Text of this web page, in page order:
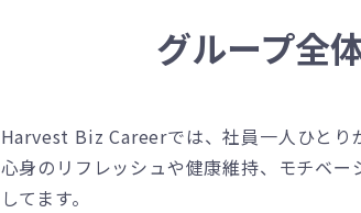
グループ全
Harvest Biz Careerでは、社員一人ひとり
心身のリフレッシュや健康維持、モチベ
してます。